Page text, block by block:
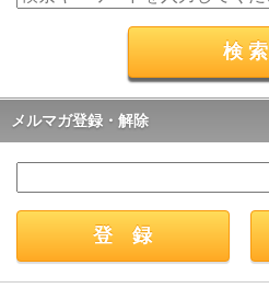
メルマガ登録・解除